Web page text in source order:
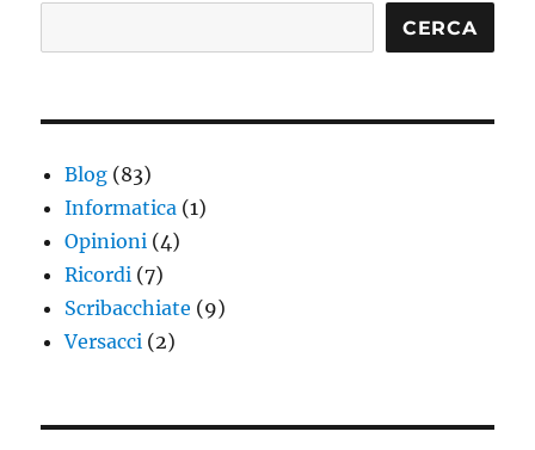
CERCA
Blog (83)
Informatica (1)
Opinioni (4)
Ricordi (7)
Scribacchiate (9)
Versacci (2)